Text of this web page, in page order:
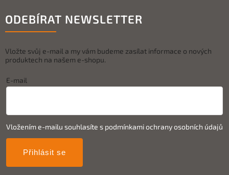
ODEBÍRAT NEWSLETTER
Vložte svůj e-mail a my vám budeme zasílat informace o nových
produktech na našem e-shopu.
E-mail
Vložením e-mailu souhlasíte s podmínkami ochrany osobních údajů
Přihlásit se